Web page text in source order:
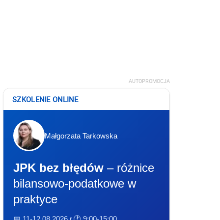
AUTOPROMOCJA
SZKOLENIE ONLINE
Małgorzata Tarkowska
JPK bez błędów – różnice
bilansowo-podatkowe w
praktyce